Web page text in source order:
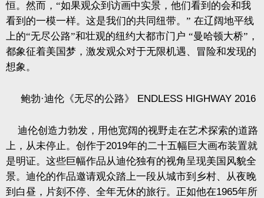
恒。然而，“如果观众到访画中实景，他们看到的会和我
看到的一模一样。这是我们的共同纽带。” 在辽阔地平线
上的“无尽公路”和壮观的纽约大都市门户 “曼哈顿大桥”，
都象征着美国梦，激发观众对于无限机遇、冒险和发现的
想象。
鲍勃·迪伦《无尽的公路》 ENDLESS HIGHWAY 2016
迪伦创造力勃发，用他宽阔的视野走在艺术探索的道路
上，从未停止。创作于2019年的二十五幅巨大画布装置就
是明证。这些巨幅作品从迪伦独有的视角呈现美国风貌全
景。迪伦的作品邀请观众踏上一段从城市到乡村、从夜晚
到白昼，片刻不停、全年无休的旅行。正如他在1965年所